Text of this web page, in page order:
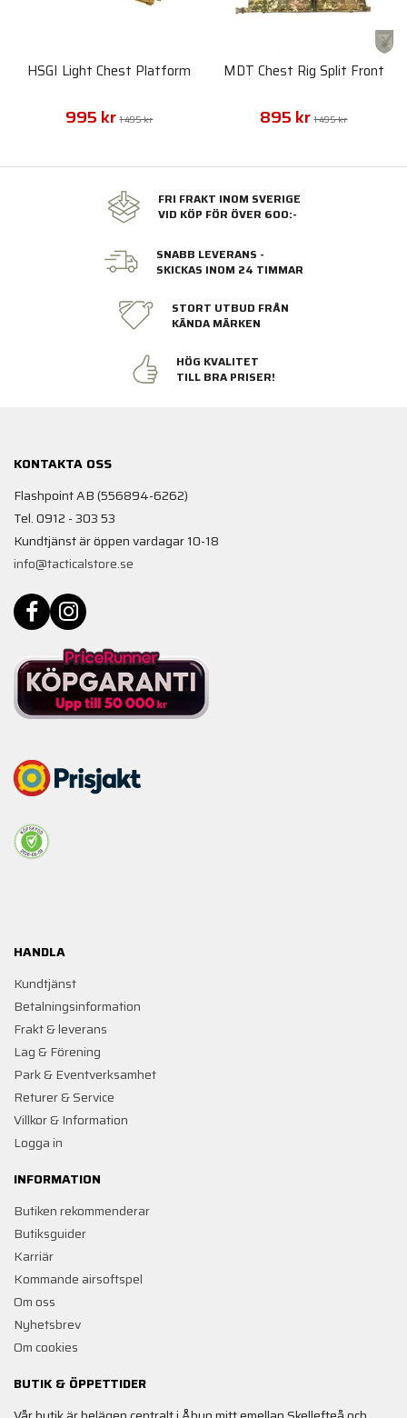
HSGI Light Chest Platform
995 kr 1 495 kr
MDT Chest Rig Split Front
895 kr 1 495 kr
FRI FRAKT INOM SVERIGE
VID KÖP FÖR ÖVER 600:-
SNABB LEVERANS -
SKICKAS INOM 24 TIMMAR
STORT UTBUD FRÅN
KÄNDA MÄRKEN
HÖG KVALITET
TILL BRA PRISER!
KONTAKTA OSS
Flashpoint AB (556894-6262)
Tel. 0912 - 303 53
Kundtjänst är öppen vardagar 10-18
info@tacticalstore.se
HANDLA
Kundtjänst
Betalningsinformation
Frakt & leverans
Lag & Förening
Park & Eventverksamhet
Returer & Service
Villkor & Information
Logga in
INFORMATION
Butiken rekommenderar
Butiksguider
Karriär
Kommande airsoftspel
Om oss
Nyhetsbrev
Om cookies
BUTIK & ÖPPETTIDER